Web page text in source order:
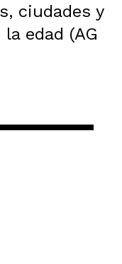
ciudades y
edad (AG